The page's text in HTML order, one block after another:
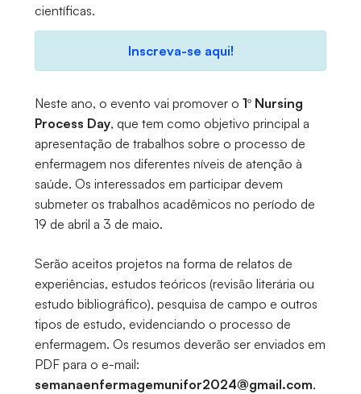
científicas.
Inscreva-se aqui!
Neste ano, o evento vai promover o 1º Nursing
Process Day, que tem como objetivo principal a
apresentação de trabalhos sobre o processo de
enfermagem nos diferentes níveis de atenção à
saúde. Os interessados em participar devem
submeter os trabalhos acadêmicos no período de
19 de abril a 3 de maio.
Serão aceitos projetos na forma de relatos de
experiências, estudos teóricos (revisão literária ou
estudo bibliográfico), pesquisa de campo e outros
tipos de estudo, evidenciando o processo de
enfermagem. Os resumos deverão ser enviados em
PDF para o e-mail:
semanaenfermagemunifor2024@gmail.com.